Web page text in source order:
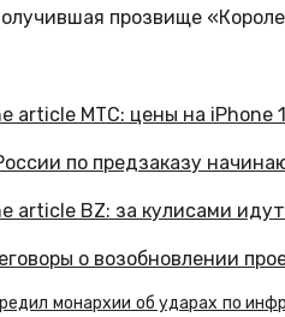
прозвище
по предзаказу
о возобновлении